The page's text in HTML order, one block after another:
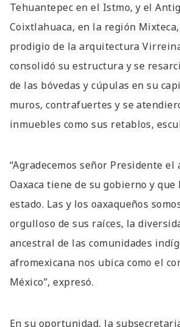
Tehuantepec en el Istmo, y el
Coixtlahuaca, en la región
prodigio de la arquitectura
consolidó su estructura y se
de las bóvedas y cúpulas en su
muros, contrafuertes y se
inmuebles como sus retablos,
“Agradecemos señor Presidente el
Oaxaca tiene de su gobierno y que
estado. Las y los oaxaqueños
orgulloso de sus raíces, la
ancestral de las comunidades
afromexicana nos ubica como el
México”, expresó.
En su oportunidad, la